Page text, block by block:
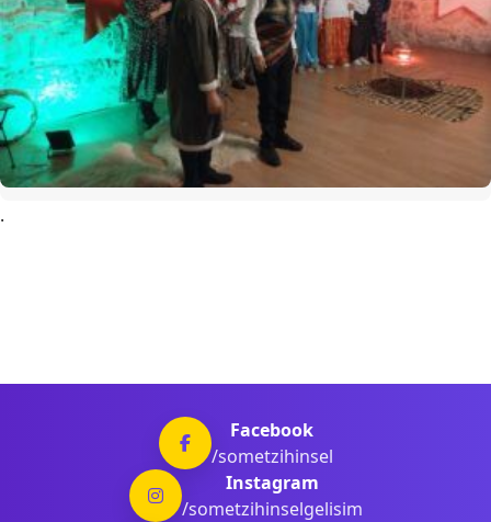
.
Facebook
/sometzihinsel
Instagram
/sometzihinselgelisim